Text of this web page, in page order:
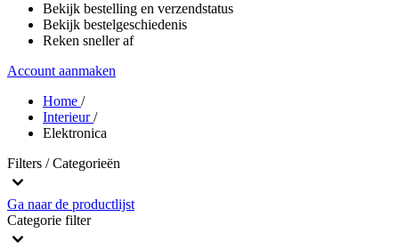
Bekijk bestelling en verzendstatus
Bekijk bestelgeschiedenis
Reken sneller af
Account aanmaken
Home /
Interieur/
Elektronica
Filters / Categorieën
Ga naar de productlijst
Categorie filter